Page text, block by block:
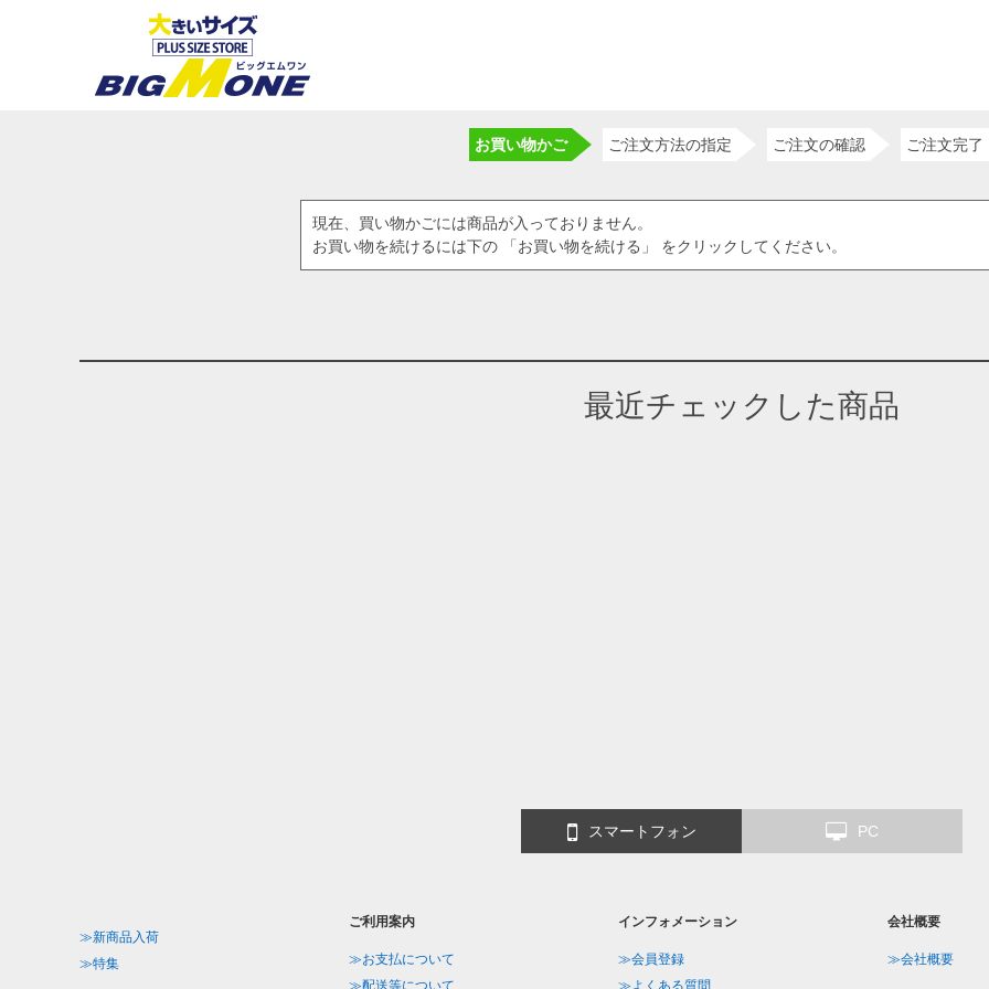
お買い物かご ご注文方法の指定 ご注文の確認 ご注文完了
現在、買い物かごには商品が入っておりません。
お買い物を続けるには下の 「お買い物を続ける」 をクリックしてください。
最近チェックした商品
スマートフォン PC
≫新商品入荷
≫特集
ご利用案内
≫お支払について
≫配送等について
インフォメーション
≫会員登録
≫よくある質問
会社概要
≫会社概要